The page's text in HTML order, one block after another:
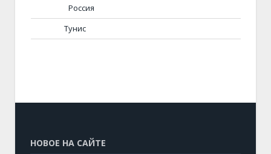
Россия
Тунис
НОВОЕ НА САЙТЕ